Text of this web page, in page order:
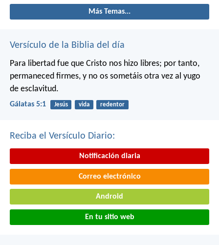
Más Temas...
Versículo de la Biblia del día
Para libertad fue que Cristo nos hizo libres; por tanto,
permaneced firmes, y no os sometáis otra vez al yugo
de esclavitud.
Gálatas 5:1 Jesús vida redentor
Reciba el Versículo Diario:
Notificación diaria
Correo electrónico
Android
En tu sitio web